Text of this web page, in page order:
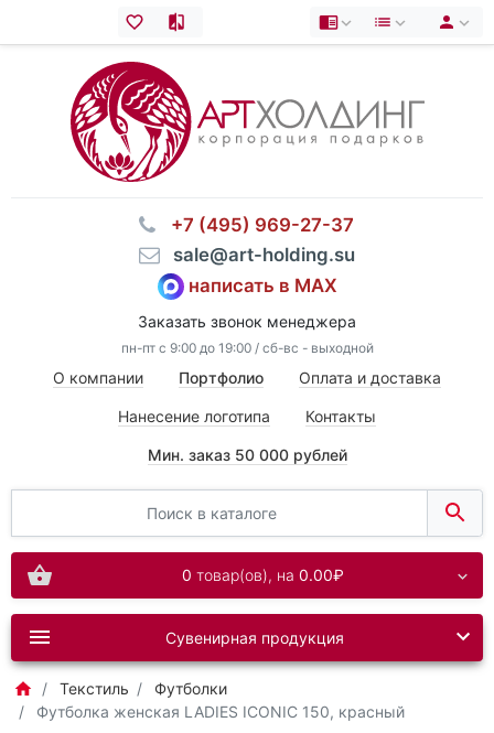
⠀+7 (495) 969-27-37
⠀sale@art-holding.su
написать в MAX
Заказать звонок менеджера
пн-пт с 9:00 до 19:00 / сб-вс - выходной
О компании Портфолио Оплата и доставка
Нанесение логотипа Контакты
Мин. заказ 50 000 рублей
0 товар(ов), на 0.00₽
Сувенирная продукция
Текстиль
Футболки
Футболка женская LADIES ICONIC 150, красный